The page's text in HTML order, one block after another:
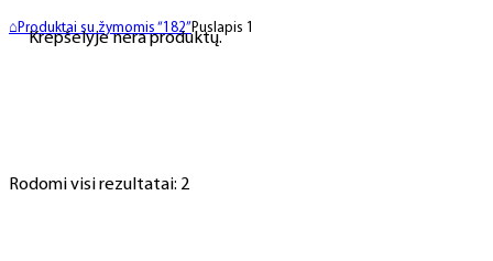
Krepšelyje nėra produktų.
⌂ Produktai su žymomis “182” Puslapis 1
Rodomi visi rezultatai: 2